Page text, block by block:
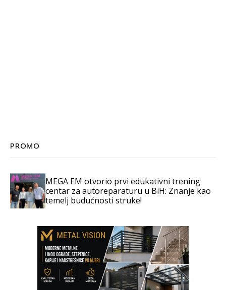
PROMO
MEGA EM otvorio prvi edukativni trening
centar za autoreparaturu u BiH: Znanje kao
temelj budućnosti struke!